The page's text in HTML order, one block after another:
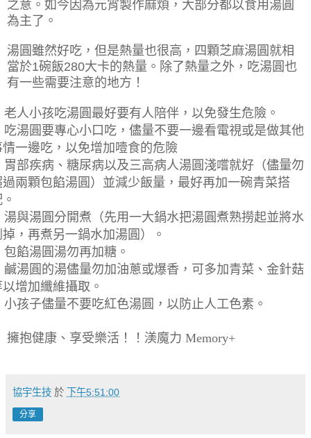
之意。 如今因為元宵製作麻煩，大部分都以食用湯圓
為主了。
湯圓雖然好吃，但是熱量也很高，四顆芝麻湯圓就相
當於1碗飯280大卡的熱量。除了熱量之外，吃湯圓也
有一些需要注意的地方！
老人小孩吃湯圓最好要有人陪伴，以免發生危險。
吃湯圓要專心小口吃，儘量不要一邊看電視或是做其他
情一邊吃，以免增加噎食的危險
胃部疾病、糖尿病以及三高病人湯圓淺嚐就好（儘量勿
過兩顆包餡湯圓）並減少飯量，最好再加一碗青菜搭
湯與湯圓分開煮（先用一大鍋水把湯圓煮熟撈起並將水
掉，再煮另一鍋水加湯圓）。
包餡湯圓湯勿再加糖。
鹹湯圓的湯儘量勿加油蔥或爆香，可多加青菜、金針菇
增加纖維攝取。
小孩子儘量不要吃紅色湯圓，以防止人工色素。
擁抱健康、享受樂活！！渼魔力 Memory+
協宇生技 於 下午5:51:00
分享